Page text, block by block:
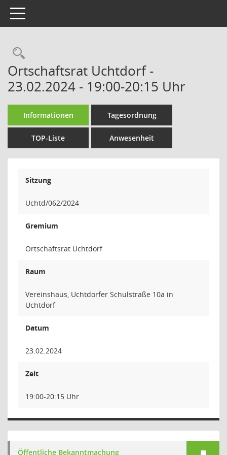
Toggle navigation
Rechercheauswahl
Ortschaftsrat Uchtdorf -
23.02.2024 - 19:00-20:15 Uhr
Informationen Tagesordnung
TOP-Liste Anwesenheit
Sitzung
Uchtd/062/2024
Gremium
Ortschaftsrat Uchtdorf
Raum
Vereinshaus, Uchtdorfer Schulstraße 10a in
Uchtdorf
Datum
23.02.2024
Zeit
19:00-20:15 Uhr
Öffentliche Bekanntmachung